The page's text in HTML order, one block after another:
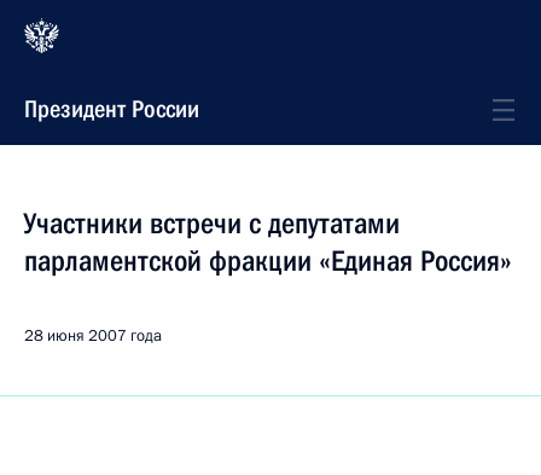
Президент России
Участники встречи с депутатами
парламентской фракции «Единая Россия»
28 июня 2007 года